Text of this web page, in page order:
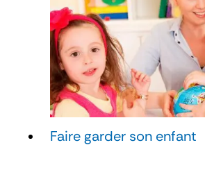
Faire garder son enfant